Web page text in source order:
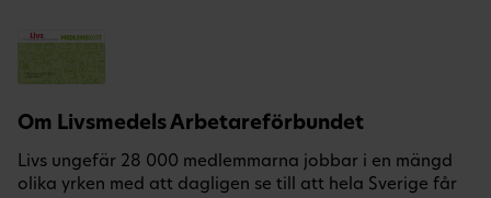
Om Livsmedels Arbetareförbundet
Livs ungefär 28 000 medlemmarna jobbar i en mängd
olika yrken med att dagligen se till att hela Sverige får